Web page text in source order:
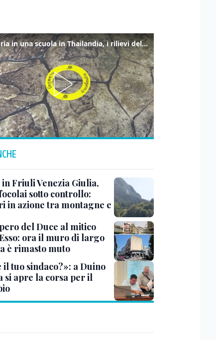
Sparatoria in una scuola in Thailandia, i rilievi della polizia
Friuli Venezia Giulia,
sotto controllo:
in azione tra montagne e
del Duce al mitico
ora il muro di largo
è rimasto muto
il tuo sindaco?»: a Duino
si apre la corsa per il